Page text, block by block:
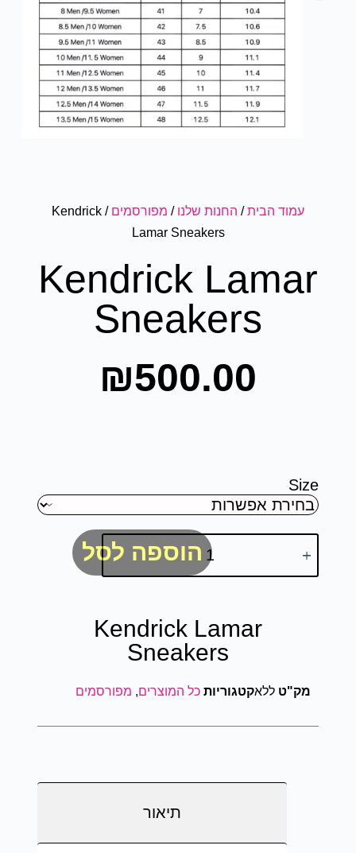
עמוד הבית/ החנות שלנו / מפורסמים
/ Kendrick
Lamar Sneakers
Kendrick Lamar
Sneakers
₪500.00
Size
הוספה לסל
Kendrick Lamar
Sneakers
מק"ט ללאקטגוריות כל המוצרים, מפורסמים
תיאור